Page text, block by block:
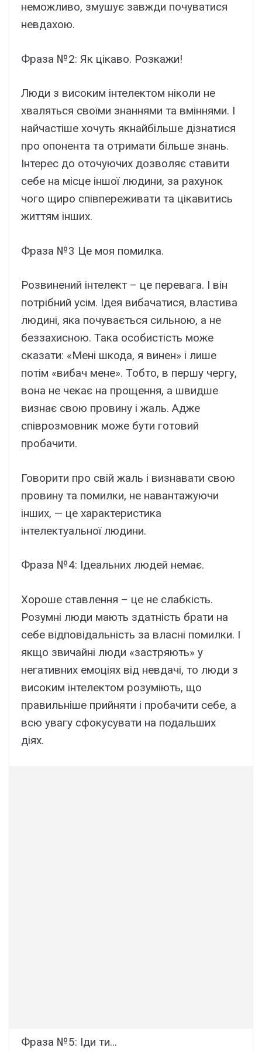
неможливо, змушує завжди почуватися
невдахою.
Фраза №2: Як цікаво. Розкажи!
Люди з високим інтелектом ніколи не
хваляться своїми знаннями та вміннями. І
найчастіше хочуть якнайбільше дізнатися
про опонента та отримати більше знань.
Інтерес до оточуючих дозволяє ставити
себе на місце іншої людини, за рахунок
чого щиро співпереживати та цікавитись
життям інших.
Фраза №3 Це моя помилка.
Розвинений інтелект – це перевага. І він
потрібний усім. Ідея вибачатися, властива
людині, яка почувається сильною, а не
беззахисною. Така особистість може
сказати: «Мені шкода, я винен» і лише
потім «вибач мене». Тобто, в першу чергу,
вона не чекає на прощення, а швидше
визнає свою провину і жаль. Адже
співрозмовник може бути готовий
пробачити.
Говорити про свій жаль і визнавати свою
провину та помилки, не навантажуючи
інших, — це характеристика
інтелектуальної людини.
Фраза №4: Ідеальних людей немає.
Хороше ставлення – це не слабкість.
Розумні люди мають здатність брати на
себе відповідальність за власні помилки. І
якщо звичайні люди «застряють» у
негативних емоціях від невдачі, то люди з
високим інтелектом розуміють, що
правильніше прийняти і пробачити себе, а
всю увагу сфокусувати на подальших
діях.
Фраза №5: Іди ти…